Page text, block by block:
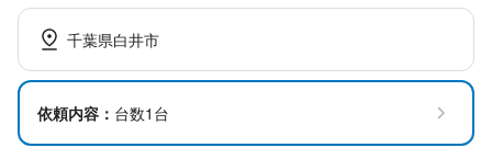
千葉県白井市
依頼内容： 台数1台